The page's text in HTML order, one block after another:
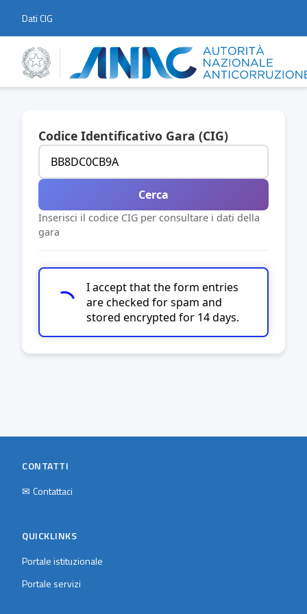
Dati CIG
Codice Identificativo Gara (CIG)
Cerca
Inserisci il codice CIG per consultare i dati della
gara
I accept that the form entries
are checked for spam and
stored encrypted for 14 days.
CONTATTI
✉ Contattaci
QUICKLINKS
Portale istituzionale
Portale servizi